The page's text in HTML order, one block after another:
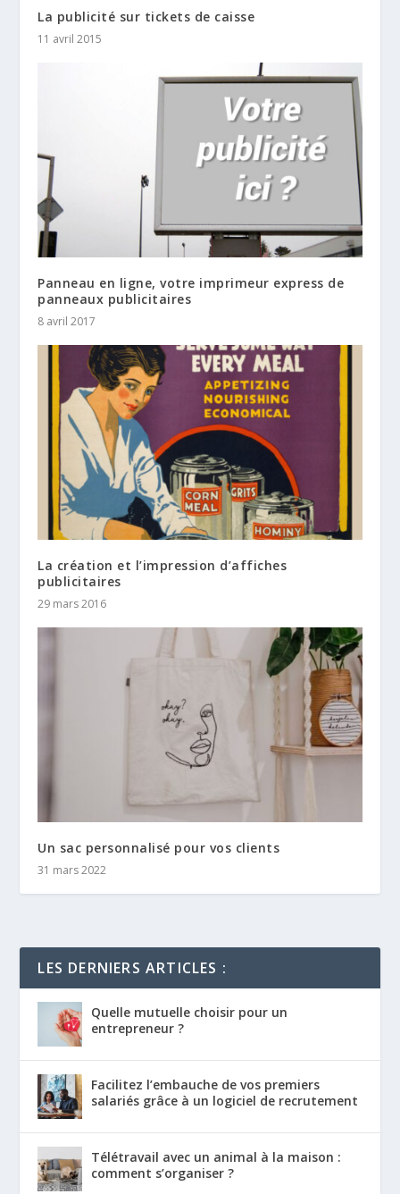
La publicité sur tickets de caisse
11 avril 2015
Panneau en ligne, votre imprimeur express de
panneaux publicitaires
8 avril 2017
La création et l’impression d’affiches
publicitaires
29 mars 2016
Un sac personnalisé pour vos clients
31 mars 2022
LES DERNIERS ARTICLES :
Quelle mutuelle choisir pour un
entrepreneur ?
Facilitez l’embauche de vos premiers
salariés grâce à un logiciel de recrutement
Télétravail avec un animal à la maison :
comment s’organiser ?